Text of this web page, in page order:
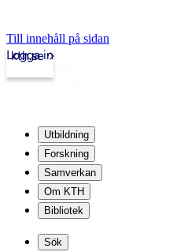
Till innehåll på sidan
kth.se
Logga in
Utbildning
Forskning
Samverkan
Om KTH
Bibliotek
Sök